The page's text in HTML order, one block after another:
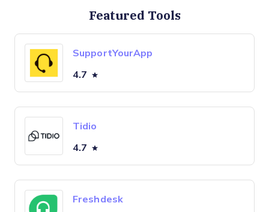
Featured Tools
SupportYourApp
4.7
Tidio
4.7
Freshdesk